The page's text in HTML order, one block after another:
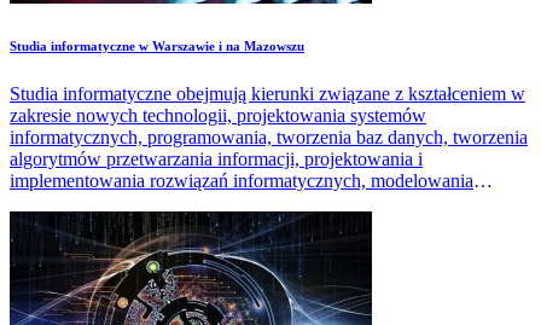
Studia informatyczne w Warszawie i na Mazowszu
Studia informatyczne obejmują kierunki związane z kształceniem w
zakresie nowych technologii, projektowania systemów
informatycznych, programowania, tworzenia baz danych, tworzenia
algorytmów przetwarzania informacji, projektowania i
implementowania rozwiązań informatycznych, modelowania